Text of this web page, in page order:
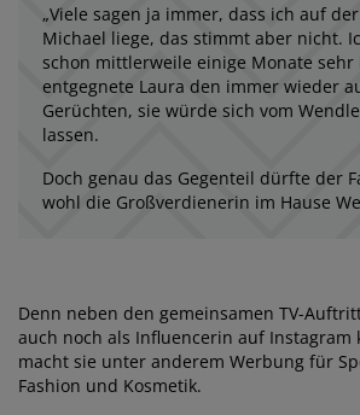
„Viele sagen ja immer, dass ich auf
Michael liege, das stimmt aber nicht.
schon mittlerweile einige Monate sehr
entgegnete Laura den immer wieder
Gerüchten, sie würde sich vom
lassen.
Doch genau das Gegenteil dürfte der
wohl die Großverdienerin im Hause
Denn neben den gemeinsamen TV-
auch noch als Influencerin auf Instagram
macht sie unter anderem Werbung für
Fashion und Kosmetik.